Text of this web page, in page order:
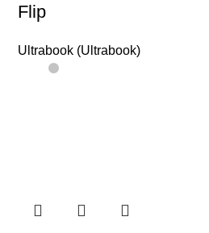
Flip
Ultrabook (Ultrabook)